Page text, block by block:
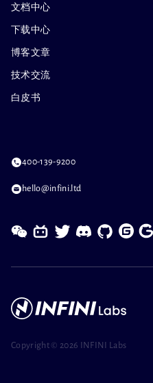
文档中心
下载中心
博客文章
技术交流
白皮书
400-139-9200
hello@infini.ltd
Copyright © 2026 INFINI Labs